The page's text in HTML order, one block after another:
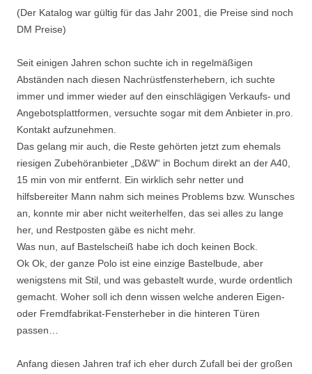
(Der Katalog war gültig für das Jahr 2001, die Preise sind noch
DM Preise)
Seit einigen Jahren schon suchte ich in regelmäßigen
Abständen nach diesen Nachrüstfensterhebern, ich suchte
immer und immer wieder auf den einschlägigen Verkaufs- und
Angebotsplattformen, versuchte sogar mit dem Anbieter in.pro.
Kontakt aufzunehmen.
Das gelang mir auch, die Reste gehörten jetzt zum ehemals
riesigen Zubehöranbieter „D&W“ in Bochum direkt an der A40,
15 min von mir entfernt. Ein wirklich sehr netter und
hilfsbereiter Mann nahm sich meines Problems bzw. Wunsches
an, konnte mir aber nicht weiterhelfen, das sei alles zu lange
her, und Restposten gäbe es nicht mehr.
Was nun, auf Bastelscheiß habe ich doch keinen Bock.
Ok Ok, der ganze Polo ist eine einzige Bastelbude, aber
wenigstens mit Stil, und was gebastelt wurde, wurde ordentlich
gemacht. Woher soll ich denn wissen welche anderen Eigen-
oder Fremdfabrikat-Fensterheber in die hinteren Türen
passen…
Anfang diesen Jahren traf ich eher durch Zufall bei der großen